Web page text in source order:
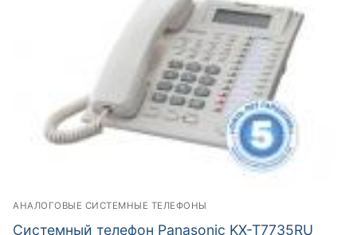
АНАЛОГОВЫЕ СИСТЕМНЫЕ ТЕЛЕФОНЫ
Системный телефон Panasonic KX-T7735RU